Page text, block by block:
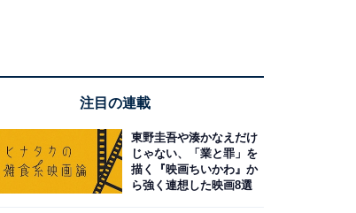
注目の連載
東野圭吾や湊かなえだけ
じゃない、「業と罪」を
描く『映画ちいかわ』か
ら強く連想した映画8選